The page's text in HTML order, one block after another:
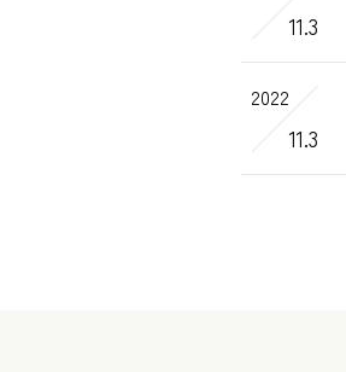
11.3
2022
11.3